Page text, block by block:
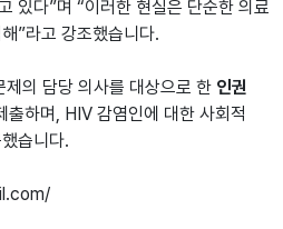
있다”며 “이러한 현실은 단순한 의료
”라고 강조했습니다.
의 담당 의사를 대상으로 한 인권
출하며, HIV 감염인에 대한 사회적
습니다.